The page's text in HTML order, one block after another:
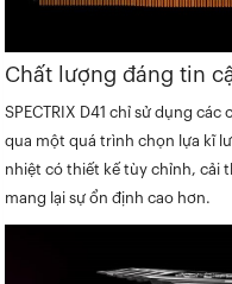
Chất lượng đáng tin
SPECTRIX D41 chỉ sử dụng
qua một quá trình chọn lựa kĩ
nhiệt có thiết kế tùy chỉnh, cải
mang lại sự ổn định cao hơn.